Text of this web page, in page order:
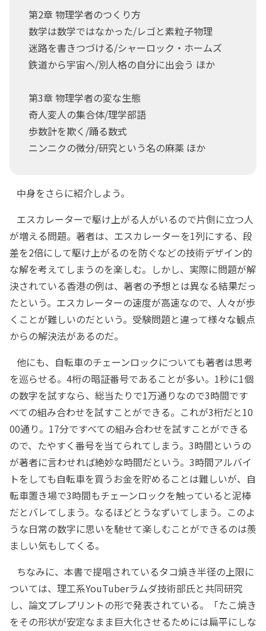
第2章 物理学者のつくり方
数学は数学ではなかった/レゴと素粒子物理
迷路を書きつづける/シャーロック・ホームズ
鉄道から宇宙へ/別人格の自分に出会う ほか
第3章 物理学者の変な生態
奇人変人の集合体/理学部語
歩数計を欺く/踊る数式
ニンニクの微分/研究という名の麻薬 ほか
中身をさらに紹介しよう。
エスカレーターで駆け上がる人がいるので片側に立つ人
が増える問題。著者は、エスカレーターを1列にする、段
差を2倍にして駆け上がるのを防ぐなどの技術デザイン的
な解を考えてしまうのを楽しむ。しかし、実際に問題が解
決されている香港の例は、著者の予想とは異なる結果だっ
たという。エスカレーターの速度が高速なので、人々が歩
くことが難しいのだという。受験問題と違って様々な観点
からの解決法があるのだ。
他にも、自転車のチェーンロックについても著者は思考
を巡らせる。4桁の暗証番号であることが多い。1秒に1個
の数字を試すなら、総当たりで1万通りなので3時間です
べての組み合わせを試すことができる。これが3桁だと10
00通り。17分ですべての組み合わせを試すことができる
ので、たやすく番号を当てられてしまう。3時間というの
が著者に言わせれば絶妙な時間だという。3時間アルバイ
トをしても自転車を買うお金を貯めることは難しいが、自
転車置き場で3時間もチェーンロックを触っていると泥棒
だとバレてしまう。なるほどとうなずいてしまう。このよ
うな日常の数字に思いを馳せて楽しむことができるのは羨
ましい気もしてくる。
ちなみに、本書で提唱されているタコ焼き半径の上限に
ついては、理工系YouTuberラムダ技術部氏と共同研究
し、論文プレプリントの形で発表されている。「たこ焼き
をその形状が安定なまま巨大化させるためには扁平にしな